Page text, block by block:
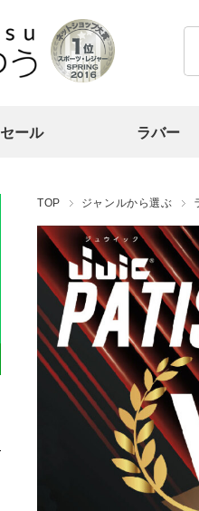
セール ラバー
TOP ジャンルから選ぶ